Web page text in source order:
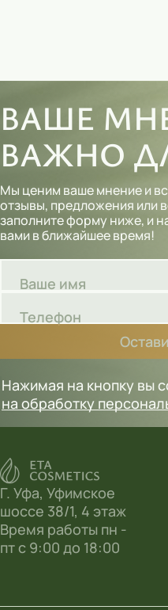
ВАШЕ
ВАЖНО
Мы ценим ваше мнение и
отзывы, предложения или
заполните форму ниже, и
вами в ближайшее время!
Ваше имя
Телефон
Нажимая на кнопку вы
на обработку
Г. Уфа, Уфимское
шоссе 38/1, 4 этаж
Время работы пн -
пт с 9:00 до 18:00